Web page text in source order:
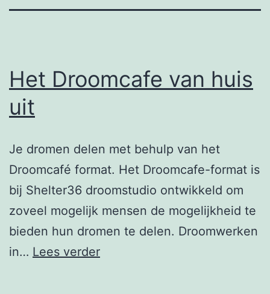
Het Droomcafe van huis
uit
Je dromen delen met behulp van het
Droomcafé format. Het Droomcafe-format is
bij Shelter36 droomstudio ontwikkeld om
zoveel mogelijk mensen de mogelijkheid te
bieden hun dromen te delen. Droomwerken
in… Lees verderHet